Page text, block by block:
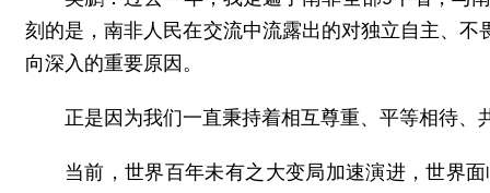
刻的是，南非人民在交流中流露出的对独立自主、
向深入的重要原因。
正是因为我们一直秉持着相互尊重、平等相待
当前，世界百年未有之大变局加速演进，世界